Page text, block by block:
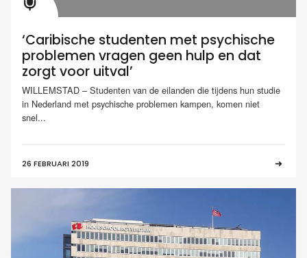
‘Caribische studenten met psychische
problemen vragen geen hulp en dat
zorgt voor uitval’
WILLEMSTAD – Studenten van de eilanden die tijdens hun studie
in Nederland met psychische problemen kampen, komen niet
snel...
26 FEBRUARI 2019